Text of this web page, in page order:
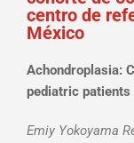
centro de
México
Achondroplasia:
pediatric
Emiy Yokoyama